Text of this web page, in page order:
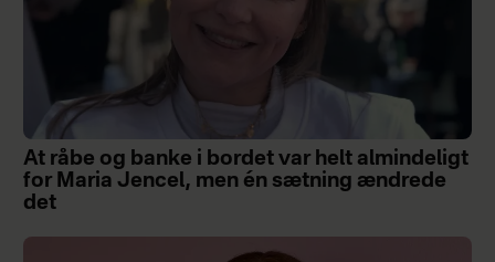
At råbe og banke i bordet var helt almindeligt
for Maria Jencel, men én sætning ændrede
det